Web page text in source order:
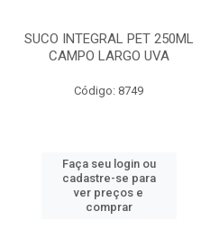
SUCO INTEGRAL PET 250ML
CAMPO LARGO UVA
Código: 8749
Faça seu login ou
cadastre-se para
ver preços e
comprar